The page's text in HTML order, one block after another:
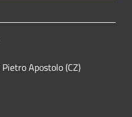
Apostolo (CZ)